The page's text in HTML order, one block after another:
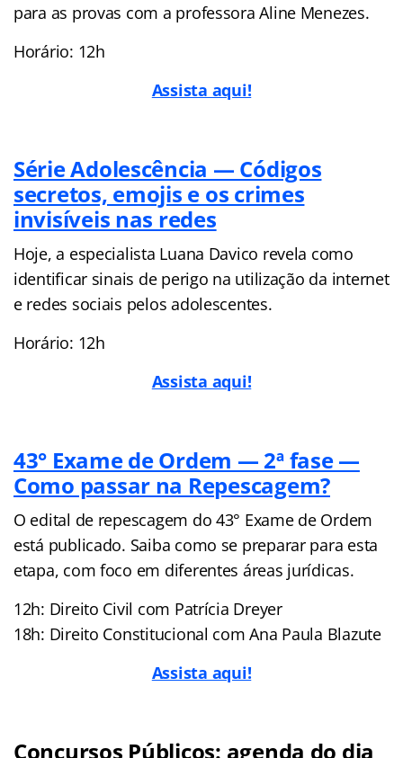
para as provas com a professora Aline Menezes.
Horário: 12h
Assista aqui!
Série Adolescência — Códigos
secretos, emojis e os crimes
invisíveis nas redes
Hoje, a especialista Luana Davico revela como
identificar sinais de perigo na utilização da internet
e redes sociais pelos adolescentes.
Horário: 12h
Assista aqui!
43° Exame de Ordem — 2ª fase —
Como passar na Repescagem?
O edital de repescagem do 43° Exame de Ordem
está publicado. Saiba como se preparar para esta
etapa, com foco em diferentes áreas jurídicas.
12h: Direito Civil com Patrícia Dreyer
18h: Direito Constitucional com Ana Paula Blazute
Assista aqui!
Concursos Públicos: agenda do dia